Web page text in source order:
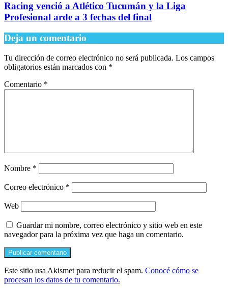
Racing venció a Atlético Tucumán y la Liga
Profesional arde a 3 fechas del final
Deja un comentario
Tu dirección de correo electrónico no será publicada. Los campos
obligatorios están marcados con *
Comentario *
Nombre *
Correo electrónico *
Web
Guardar mi nombre, correo electrónico y sitio web en este
navegador para la próxima vez que haga un comentario.
Este sitio usa Akismet para reducir el spam. Conocé cómo se
procesan los datos de tu comentario.